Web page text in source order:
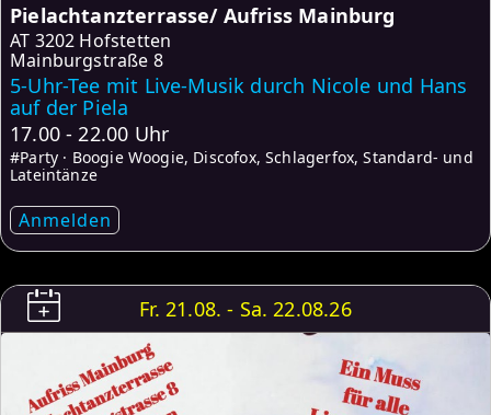
Pielachtanzterrasse/ Aufriss Mainburg
AT 3202 Hofstetten
Mainburgstraße 8
5-Uhr-Tee mit Live-Musik durch Nicole und Hans
auf der Piela
17.00 - 22.00 Uhr
#Party · Boogie Woogie, Discofox, Schlagerfox, Standard- und
Lateintänze
Anmelden
Fr. 21.08. - Sa. 22.08.26